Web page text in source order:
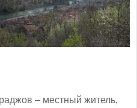
– местный житель,